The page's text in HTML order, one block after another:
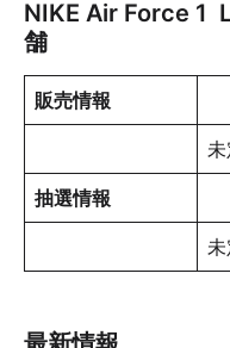
NIKE Air Force 1
舗
販売情報
未
抽選情報